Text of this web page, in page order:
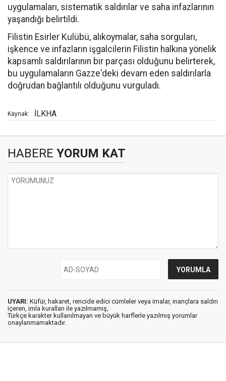
uygulamaları, sistematik saldırılar ve saha infazlarının
yaşandığı belirtildi.
Filistin Esirler Kulübü, alıkoymalar, saha sorguları,
işkence ve infazların işgalcilerin Filistin halkına yönelik
kapsamlı saldırılarının bir parçası olduğunu belirterek,
bu uygulamaların Gazze'deki devam eden saldırılarla
doğrudan bağlantılı olduğunu vurguladı.
Kaynak: İLKHA
HABERE YORUM KAT
UYARI: Küfür, hakaret, rencide edici cümleler veya imalar, inançlara saldırı
içeren, imla kuralları ile yazılmamış,
Türkçe karakter kullanılmayan ve büyük harflerle yazılmış yorumlar
onaylanmamaktadır.